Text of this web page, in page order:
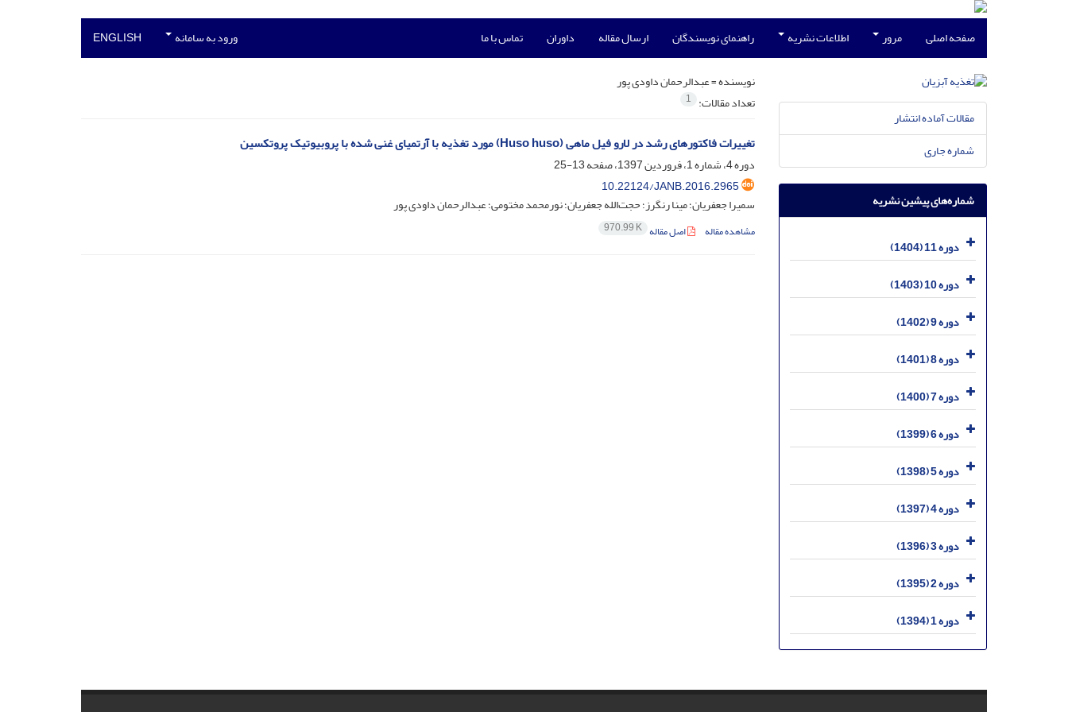
صفحه اصلی مرور اطلاعات نشریه راهنمای نویسندگان ارسال مقاله داوران تماس با ما ورود به سامانه ENGLISH
نویسنده =عبدالرحمان داودی پور
تعداد مقالات: 1
تغییرات فاکتورهای رشد در لارو فیل ماهی (Huso huso) مورد تغذیه با آرتمیای غنی شده با پروبیوتیک پروتکسین
دوره 4، شماره 1، فروردین 1397، صفحه
13-25
10.22124/JANB.2016.2965
سمیرا جعفریان؛ مینا رنگرز؛ حجت‌الله جعفریان؛ نورمحمد مختومی؛ عبدالرحمان داودی پور
مشاهده مقاله اصل مقاله 970.99 K
مقالات آماده انتشار
شماره جاری
شماره‌های پیشین نشریه
دوره 11 (1404)
دوره 10 (1403)
دوره 9 (1402)
دوره 8 (1401)
دوره 7 (1400)
دوره 6 (1399)
دوره 5 (1398)
دوره 4 (1397)
دوره 3 (1396)
دوره 2 (1395)
دوره 1 (1394)